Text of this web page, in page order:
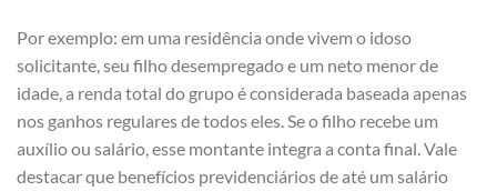
Por exemplo: em uma residência onde vivem o idoso
solicitante, seu filho desempregado e um neto menor de
idade, a renda total do grupo é considerada baseada apenas
nos ganhos regulares de todos eles. Se o filho recebe um
auxílio ou salário, esse montante integra a conta final. Vale
destacar que benefícios previdenciários de até um salário